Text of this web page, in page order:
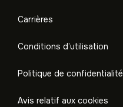
Carrières
Conditions d’utilisation
Politique de confidentialité
Avis relatif aux cookies